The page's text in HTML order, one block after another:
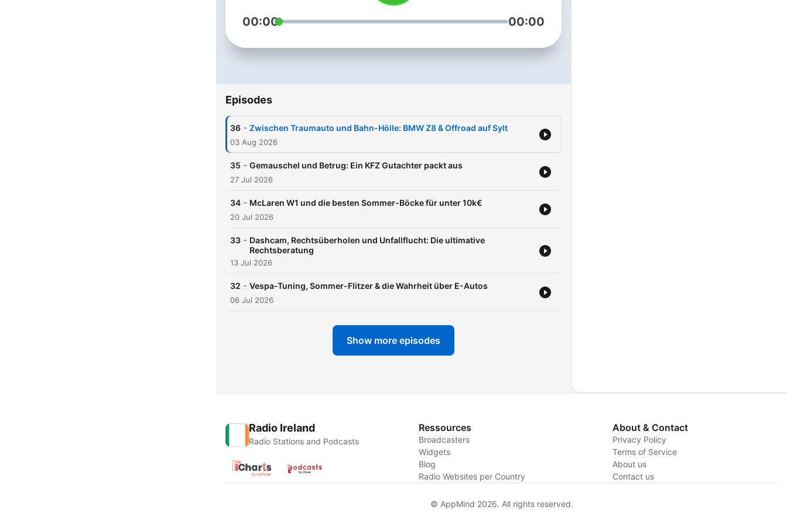
15.350,67 €, 48 mtl.
Finanzierungsraten à 279,00 €.
Fahrzeugpreis für Ihr
Überführungskosten. Ist der
Darlehensnehmer Verbraucher,
besteht nach Vertragsschluss
BGB. Gemäß den
das Fahrzeug eine
Motorisierungs- und
Ausstattungsvarianten gegen
abgebildete Fahrzeug enthält
Sonderausstattungen. Bei
Hinzunahme erweiterter
00:00 00:00
Episodes
36 - Zwischen Traumauto und Bahn-Hölle: BMW Z8 & Offroad auf Sylt
03 Aug 2026
35 - Gemauschel und Betrug: Ein KFZ Gutachter packt aus
27 Jul 2026
34 - McLaren W1 und die besten Sommer-Böcke für unter 10k€
20 Jul 2026
33 - Dashcam, Rechtsüberholen und Unfallflucht: Die ultimative
Rechtsberatung
13 Jul 2026
32 - Vespa-Tuning, Sommer-Flitzer & die Wahrheit über E-Autos
06 Jul 2026
Show more episodes
Radio Ireland
Radio Stations and Podcasts
Ressources
Broadcasters
Widgets
Blog
Radio Websites per Country
About & Contact
Privacy Policy
Terms of Service
About us
Contact us
© AppMind 2026. All rights reserved.